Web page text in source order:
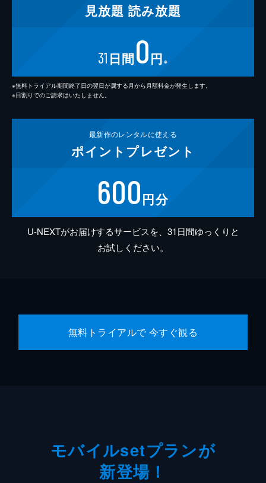
見放題 読み放題
31 日間0円 ※
※無料トライアル期間終了日の翌日が属する月から月額料金が発生します。
※日割りでのご請求はいたしません。
最新作のレンタルに使える
ポイント プレゼント
600円分
U-NEXTがお届けするサービスを、31日間ゆっくりと
お試しください。
無料トライアルで 今すぐ観る
モバイルsetプランが
新登場！